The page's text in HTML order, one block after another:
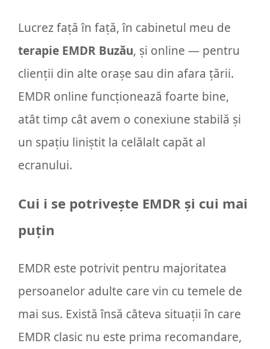
Lucrez față în față, în cabinetul meu de
terapie EMDR Buzău, și online — pentru
clienții din alte orașe sau din afara țării.
EMDR online funcționează foarte bine,
atât timp cât avem o conexiune stabilă și
un spațiu liniștit la celălalt capăt al
ecranului.
Cui i se potrivește EMDR și cui mai
puțin
EMDR este potrivit pentru majoritatea
persoanelor adulte care vin cu temele de
mai sus. Există însă câteva situații în care
EMDR clasic nu este prima recomandare,